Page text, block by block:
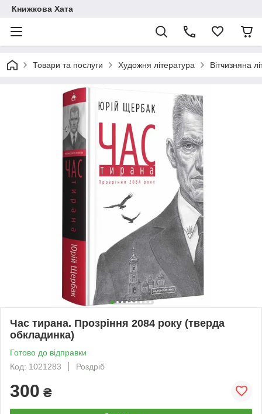
Книжкова Хата
Товари та послуги Художня література Вітчизняна
Час тирана. Прозріння 2084 року (тверда
обкладинка)
Готово до відправки
Код: 1021283
Роздріб
300 ₴